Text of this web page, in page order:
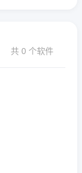
共 0 个软件